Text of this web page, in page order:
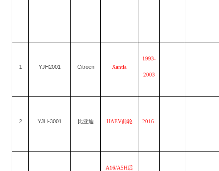
1 YJH2001 Citroen Xantia
1993-
2003
2 YJH-3001 比亚迪 HAEV前轮 2016-
A16/A5H后